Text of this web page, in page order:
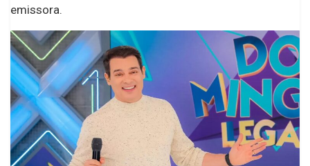
emissora.